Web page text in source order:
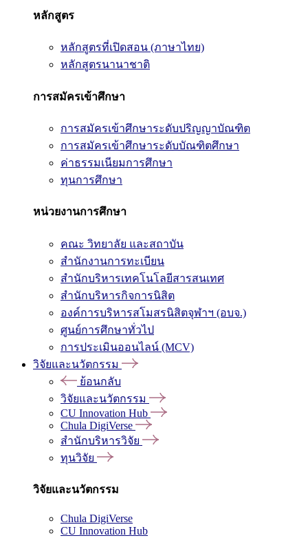
หลักสูตร
หลักสูตรที่เปิดสอน (ภาษาไทย)
หลักสูตรนานาชาติ
การสมัครเข้าศึกษา
การสมัครเข้าศึกษาระดับปริญญาบัณฑิต
การสมัครเข้าศึกษาระดับบัณฑิตศึกษา
ค่าธรรมเนียมการศึกษา
ทุนการศึกษา
หน่วยงานการศึกษา
คณะ วิทยาลัย และสถาบัน
สำนักงานการทะเบียน
สำนักบริหารเทคโนโลยีสารสนเทศ
สำนักบริหารกิจการนิสิต
องค์การบริหารสโมสรนิสิตจุฬาฯ (อบจ.)
ศูนย์การศึกษาทั่วไป
การประเมินออนไลน์ (MCV)
วิจัยและนวัตกรรม
ย้อนกลับ
วิจัยและนวัตกรรม
CU Innovation Hub
Chula DigiVerse
สำนักบริหารวิจัย
ทุนวิจัย
วิจัยและนวัตกรรม
Chula DigiVerse
CU Innovation Hub